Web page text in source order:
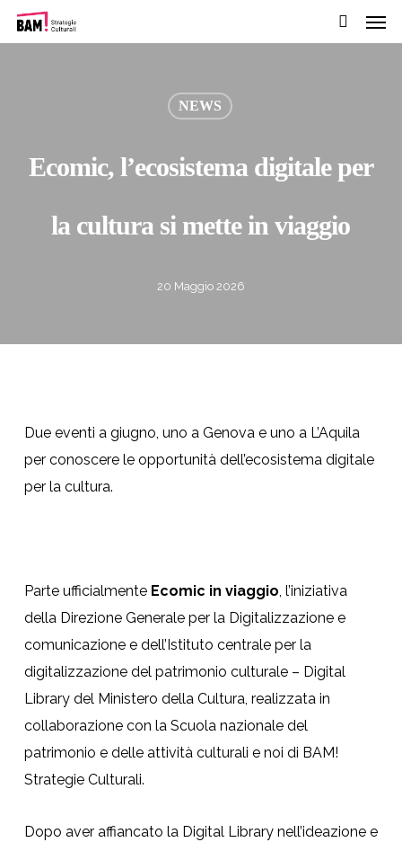
Passa
al
cerca
NEWS
Ecomic, l’ecosistema digitale per
la cultura si mette in viaggio
20 Maggio 2026
Due eventi a giugno, uno a Genova e uno a L’Aquila
per conoscere le opportunità dell’ecosistema digitale
per la cultura.
Parte ufficialmente Ecomic in viaggio, l’iniziativa
della Direzione Generale per la Digitalizzazione e
comunicazione e dell’Istituto centrale per la
digitalizzazione del patrimonio culturale – Digital
Library del Ministero della Cultura, realizzata in
collaborazione con la Scuola nazionale del
patrimonio e delle attività culturali e noi di BAM!
Strategie Culturali.
Dopo aver affiancato la Digital Library nell’ideazione e